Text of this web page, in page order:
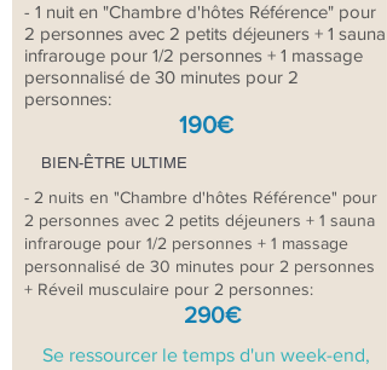
- 1 nuit en "Chambre d'hôtes Référence" pour
2 personnes avec 2 petits déjeuners + 1 sauna
infrarouge pour 1/2 personnes + 1 massage
personnalisé de 30 minutes pour 2
personnes:
190€
BIEN-ÊTRE ULTIME
- 2 nuits en "Chambre d'hôtes Référence" pour
2 personnes avec 2 petits déjeuners + 1 sauna
infrarouge pour 1/2 personnes + 1 massage
personnalisé de 30 minutes pour 2 personnes
+ Réveil musculaire pour 2 personnes:
290€
Se ressourcer le temps d'un week-end,